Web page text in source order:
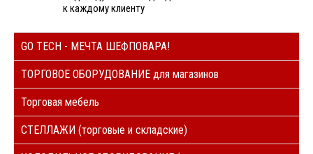
к каждому клиенту
GO TECH - МЕЧТА ШЕФПОВАРА!
ТОРГОВОЕ ОБОРУДОВАНИЕ для магазинов
Торговая мебель
СТЕЛЛАЖИ (торговые и складские)